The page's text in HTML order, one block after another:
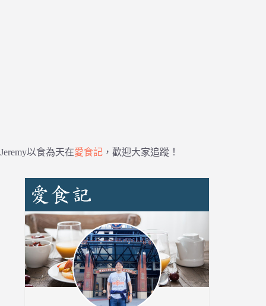
Jeremy以食為天在愛食記 ，歡迎大家追蹤！